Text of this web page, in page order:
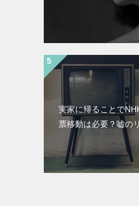
実家に帰ることで
票移動は必要？嘘の